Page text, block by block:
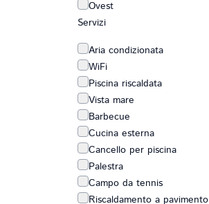
Ovest
Servizi
Aria condizionata
WiFi
Piscina riscaldata
Vista mare
Barbecue
Cucina esterna
Cancello per piscina
Palestra
Campo da tennis
Riscaldamento a pavimento